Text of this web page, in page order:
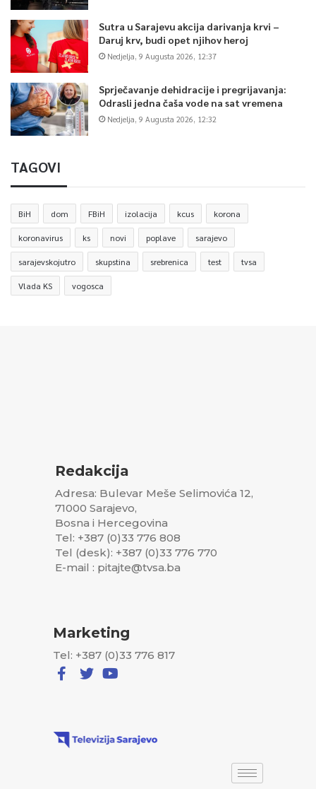
Sutra u Sarajevu akcija darivanja krvi –
Daruj krv, budi opet njihov heroj
Nedjelja, 9 Augusta 2026, 12:37
Sprječavanje dehidracije i pregrijavanja:
Odrasli jedna čaša vode na sat vremena
Nedjelja, 9 Augusta 2026, 12:32
TAGOVI
BiH dom FBiH izolacija kcus korona
koronavirus ks novi poplave sarajevo
sarajevskojutro skupstina srebrenica test tvsa
Vlada KS vogosca
Redakcija
Adresa: Bulevar Meše Selimovića 12,
71000 Sarajevo,
Bosna i Hercegovina
Tel: +387 (0)33 776 808
Tel (desk): +387 (0)33 776 770
E-mail : pitajte@tvsa.ba
Marketing
Tel: +387 (0)33 776 817